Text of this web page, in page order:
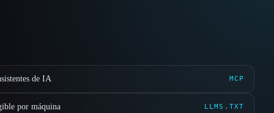
de IA MCP
por máquina LLMS.TXT